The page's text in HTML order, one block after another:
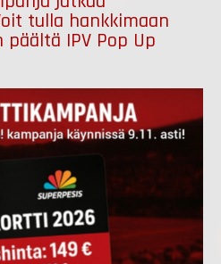
tulla hankkimaan
IPV Pop Up